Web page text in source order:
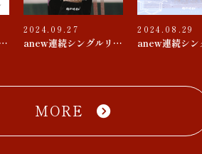
anew新メンバーオーディション
2024.09.27
anew連続シングルリリース 第３弾『束の間 / D♭△7』
2024.08.29
MORE